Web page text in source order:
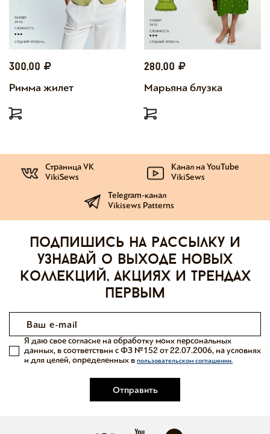
300,00
Римма жилет
280,00
Марьяна блузка
Страница VK
VikiSews
Канал на YouTube
VikiSews
Telegram-канал
Vikisews Patterns
Подпишись на рассылку и
узнавай о выходе новых
коллекций, акциях и трендах
первым
Отправить
Я даю свое согласие на обработку моих персональных
данных, в соответствии с ФЗ №152 от 22.07.2006, на условиях
и для целей, определенных в пользовательском соглашении.